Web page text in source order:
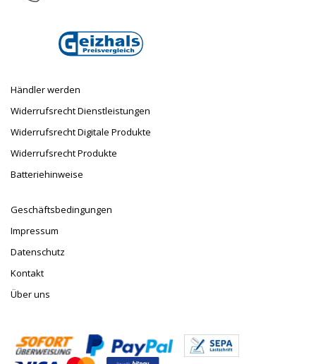
Händler werden
Widerrufsrecht Dienstleistungen
Widerrufsrecht Digitale Produkte
Widerrufsrecht Produkte
Batteriehinweise
Geschäftsbedingungen
Impressum
Datenschutz
Kontakt
Über uns